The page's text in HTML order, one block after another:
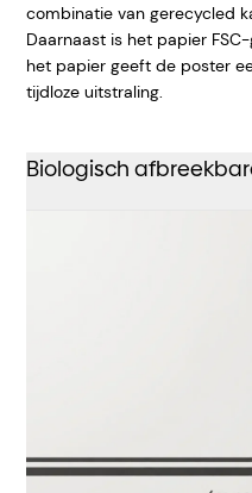
combinatie van gerecycled
Daarnaast is het papier
het papier geeft de poster
tijdloze uitstraling.
Biologisch